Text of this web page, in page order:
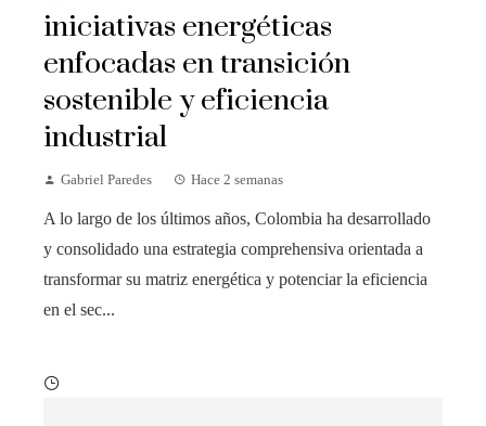
iniciativas energéticas
enfocadas en transición
sostenible y eficiencia
industrial
Gabriel Paredes Hace 2 semanas
A lo largo de los últimos años, Colombia ha desarrollado
y consolidado una estrategia comprehensiva orientada a
transformar su matriz energética y potenciar la eficiencia
en el sec...